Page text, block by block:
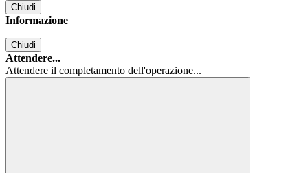
Chiudi
Informazione
Chiudi
Attendere...
Attendere il completamento dell'operazione...